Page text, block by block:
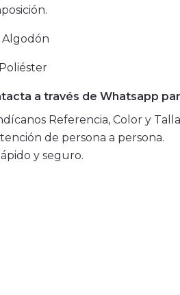
Algodón
a través de Whatsapp
Referencia, Color y
de persona a persona.
y seguro.